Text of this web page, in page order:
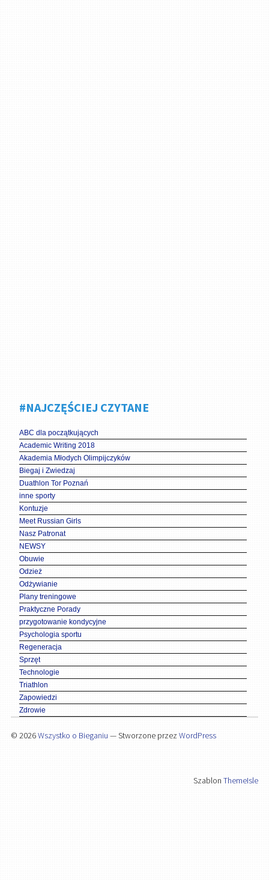
#NAJCZĘŚCIEJ CZYTANE
ABC dla początkujących
Academic Writing 2018
Akademia Młodych Olimpijczyków
Biegaj i Zwiedzaj
Duathlon Tor Poznań
inne sporty
Kontuzje
Meet Russian Girls
Nasz Patronat
NEWSY
Obuwie
Odzież
Odżywianie
Plany treningowe
Praktyczne Porady
przygotowanie kondycyjne
Psychologia sportu
Regeneracja
Sprzęt
Technologie
Triathlon
Zapowiedzi
Zdrowie
© 2026Wszystko o Bieganiu — Stworzone przez WordPress
SzablonThemeIsle